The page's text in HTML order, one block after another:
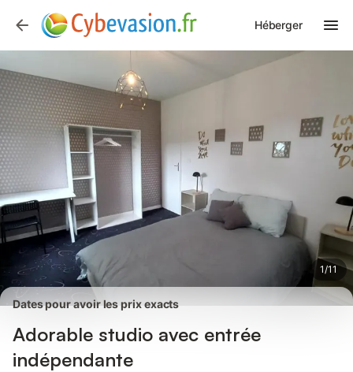
Héberger
1/11
Photos Équipements Avis des voyageurs
Dates pour avoir les prix exacts
Adorable studio avec entrée
indépendante